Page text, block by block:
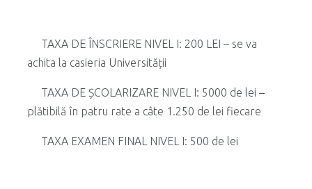
TAXA DE ÎNSCRIERE NIVEL I: 200 LEI – se va
achita la casieria Universității
TAXA DE ȘCOLARIZARE NIVEL I: 5000 de lei –
plătibilă în patru rate a câte 1.250 de lei fiecare
TAXA EXAMEN FINAL NIVEL I: 500 de lei